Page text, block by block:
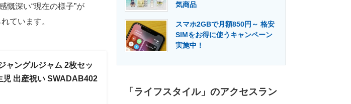
深い“現在の様子”が
ています。
ャングルジャム 2枚セッ
児 出産祝い SWADAB402
気商品
スマホ2GBで月額850円～ 格安
SIMをお得に使うキャンペーン
実施中！
「ライフスタイル」のアクセスラン